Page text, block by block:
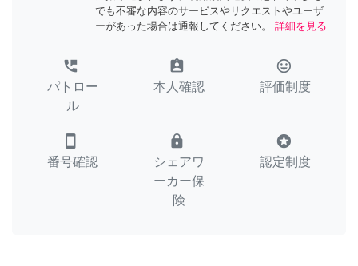
でも不審な内容のサービスやリクエストやユーザ
ーがあった場合は通報してください。
詳細を見る
perm_phone_msg
パトロー
ル
assignment_ind
本人確認
tag_faces
評価制度
smartphone
番号確認
lock
シェアワ
ーカー保
険
stars
認定制度